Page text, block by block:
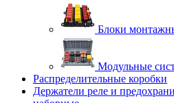
Блоки
Модульные
Распределительные коробки
Держатели реле и